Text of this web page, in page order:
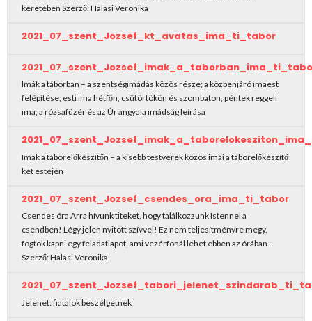
keretében Szerző: Halasi Veronika
2021_07_szent_Jozsef_kt_avatas_ima_ti_tabor
Imák a táborban – a szentségimádás közös része; a közbenjáró imaest
felépítése; esti ima hétfőn, csütörtökön és szombaton, péntek reggeli
ima; a rózsafüzér és az Úr angyala imádság leírása
Imák a táborelőkészítőn – a kisebb testvérek közös imái a táborelőkészítő
két estéjén
2021_07_szent_Jozsef_csendes_ora_ima_ti_tabor
Csendes óra Arra hívunk titeket, hogy találkozzunk Istennel a
csendben! Légy jelen nyitott szívvel! Ez nem teljesítményre megy,
fogtok kapni egy feladatlapot, ami vezérfonál lehet ebben az órában…
Szerző: Halasi Veronika
Jelenet: fiatalok beszélgetnek